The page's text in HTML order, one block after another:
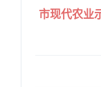
市现代农业